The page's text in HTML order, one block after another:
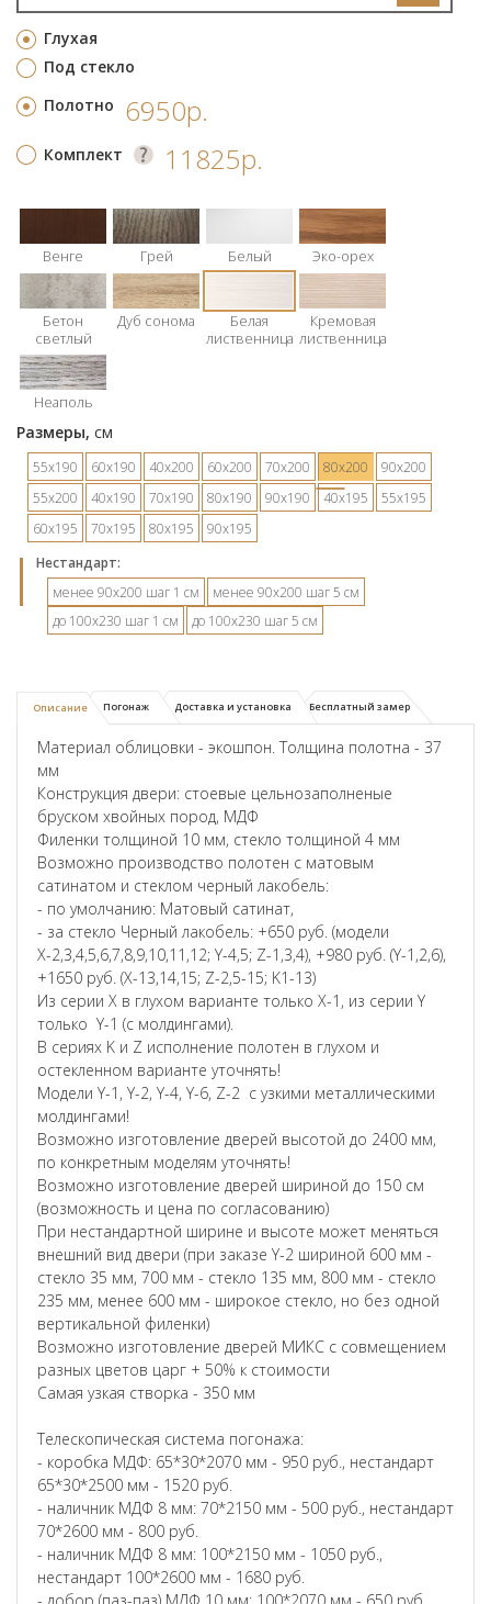
Глухая
Под стекло
Полотно 6950р.
Комплект 11825р.
Венге Грей Белый Эко-орех
Бетон
светлый
Дуб сонома
Белая
лиственница
Кремовая
лиственница
Неаполь
Размеры, см
55х190 60х190 40х200 60х200 70х200 80х200
90х200
55х200
40х190 70х190 80х190 90х190 40х195
55х195
60х195
70х195 80х195
90х195
Hестандарт:
менее 90х200 шаг 1 см
менее 90х200 шаг 5 см
до 100х230 шаг 1 см
до 100х230 шаг 5 см
Описание Погонаж Доставка и установка Бесплатный замер
Материал облицовки - экошпон. Толщина полотна - 37
мм
Конструкция двери: стоевые цельнозаполненые
бруском хвойных пород, МДФ
Филенки толщиной 10 мм, стекло толщиной 4 мм
Возможно производство полотен с матовым
сатинатом и стеклом черный лакобель:
- по умолчанию: Матовый сатинат,
- за стекло Черный лакобель: +650 руб. (модели
Х-2,3,4,5,6,7,8,9,10,11,12; Y-4,5; Z-1,3,4), +980 руб. (Y-1,2,6),
+1650 руб. (X-13,14,15; Z-2,5-15; K1-13)
Из серии X в глухом варианте только X-1, из серии Y
только Y-1 (с молдингами).
В сериях K и Z исполнение полотен в глухом и
остекленном варианте уточнять!
Модели Y-1, Y-2, Y-4, Y-6, Z-2 с узкими металлическими
молдингами!
Возможно изготовление дверей высотой до 2400 мм,
по конкретным моделям уточнять!
Возможно изготовление дверей шириной до 150 см
(возможность и цена по согласованию)
При нестандартной ширине и высоте может меняться
внешний вид двери (при заказе Y-2 шириной 600 мм -
стекло 35 мм, 700 мм - стекло 135 мм, 800 мм - стекло
235 мм, менее 600 мм - широкое стекло, но без одной
вертикальной филенки)
Возможно изготовление дверей МИКС с совмещением
разных цветов царг + 50% к стоимости
Самая узкая створка - 350 мм
Телескопическая система погонажа:
- коробка МДФ: 65*30*2070 мм - 950 руб., нестандарт
65*30*2500 мм - 1520 руб.
- наличник МДФ 8 мм: 70*2150 мм - 500 руб., нестандарт
70*2600 мм - 800 руб.
- наличник МДФ 8 мм: 100*2150 мм - 1050 руб.,
нестандарт 100*2600 мм - 1680 руб.